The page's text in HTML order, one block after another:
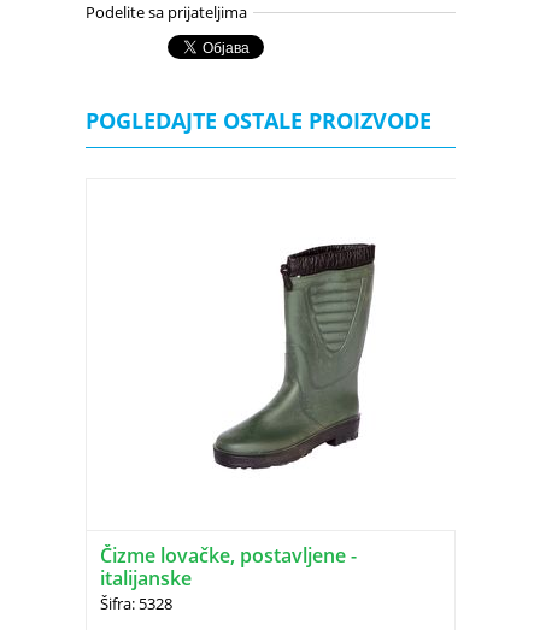
Podelite sa prijateljima
POGLEDAJTE OSTALE PROIZVODE
Čizme lovačke, postavljene -
italijanske
Šifra: 5328